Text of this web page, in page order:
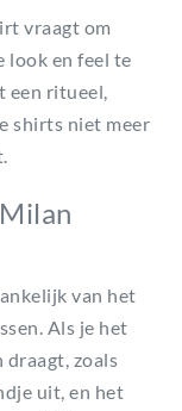
vraagt om
look en feel te
een ritueel,
shirts niet meer
van het
Als je het
draagt, zoals
uit, en het